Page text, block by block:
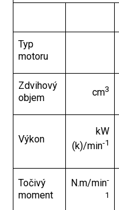
Typ
motoru
Zdvihový
objem
cm3
Výkon
kW
(k)/min-1
Točivý
moment
N.m/min-
1